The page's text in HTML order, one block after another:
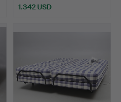
1.342 USD